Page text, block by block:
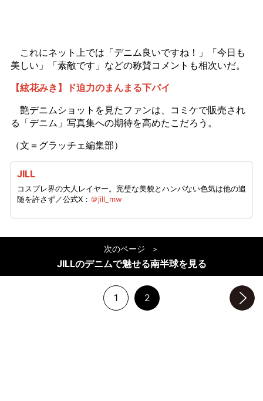
これにネット上では「デニム良いですね！」「今日も
美しい」「素敵です」などの称賛コメントも相次いだ。
【絃花みき】ド迫力のまんまる下パイ
艶デニムショットを見たファンは、コミケで販売され
る「デニム」写真集への期待を高めたこだろう。
（文＝グラッチェ編集部）
JILL
コスプレ界の大人レイヤー。完璧な美貌とハンパない色気は他の追
随を許さず／公式X： ＠jill_mw
次のページ
JILLのデニムで魅せる南半球を見る
1 2